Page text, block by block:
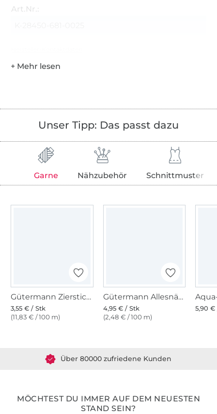
Art.Nr.:
Unser Tipp: Das passt dazu
Garne Nähzubehör Schnittmuster
Gütermann Zierstich- und Knopflochgarn (800) weiss
3,55 € / Stk
(11,83 € / 100 m)
Gütermann Allesnäher (800) weiss
4,95 € / Stk
(2,48 € / 100 m)
5,90 €
MÖCHTEST DU IMMER AUF DEM NEUESTEN
STAND SEIN?